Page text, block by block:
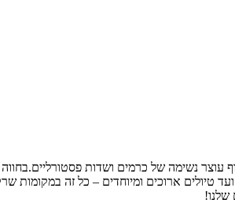
נשימה של כרמים ושדות פסטורליים.בחווה
ארוכים ומיוחדים – כל זה במקומות
שלנו!